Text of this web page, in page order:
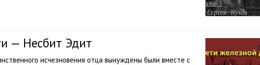
— Несбит Эдит
исчезновения отца вынуждены были вместе с